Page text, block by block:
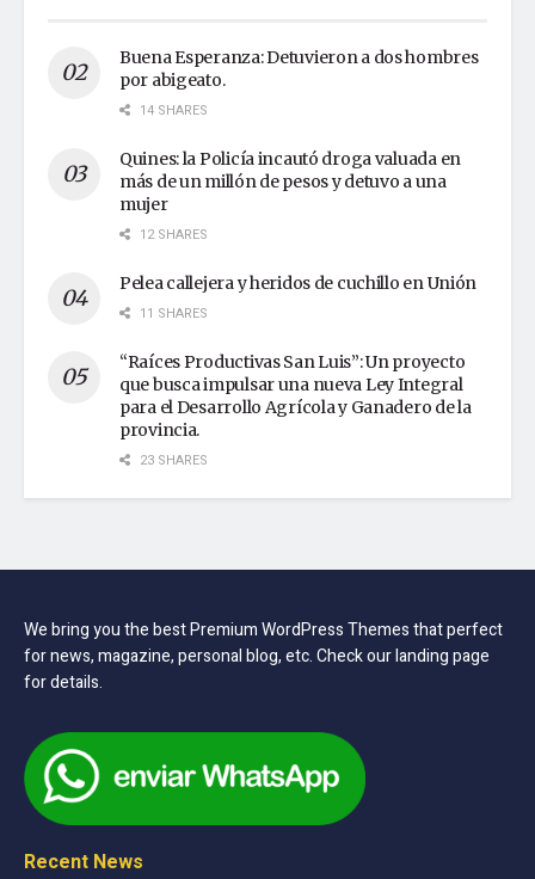
Buena Esperanza: Detuvieron a dos hombres
por abigeato.
14 SHARES
Quines: la Policía incautó droga valuada en
más de un millón de pesos y detuvo a una
mujer
12 SHARES
Pelea callejera y heridos de cuchillo en Unión
11 SHARES
“Raíces Productivas San Luis”: Un proyecto
que busca impulsar una nueva Ley Integral
para el Desarrollo Agrícola y Ganadero de la
provincia.
23 SHARES
We bring you the best Premium WordPress Themes that perfect
for news, magazine, personal blog, etc. Check our landing page
for details.
Recent News